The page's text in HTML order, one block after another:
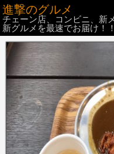
進撃のグルメ
チェーン店、コンビニ、新
新グルメを最速でお届け！